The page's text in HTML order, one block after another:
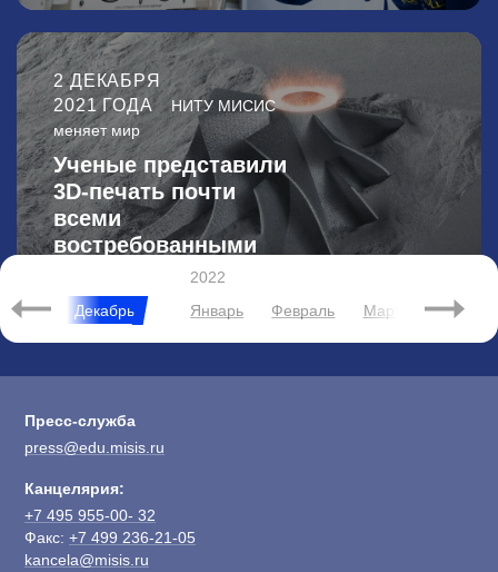
Декабрь
2022
Январь
Февраль Март Апрель
2 ДЕКАБРЯ
2021 ГОДА
НИТУ МИСИС
меняет мир
Ученые представили
3D-печать почти
всеми
востребованными
Пресс-служба
press@edu.misis.ru
Канцелярия:
+7 495 955-00- 32
Факс: +7 499 236-21-05
kancela@misis.ru